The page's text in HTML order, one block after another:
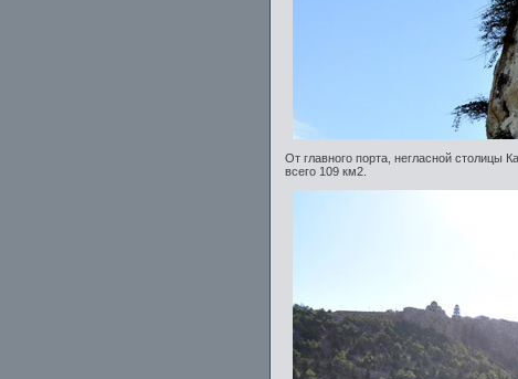
От главного порта, негласной столицы
всего 109 км2.